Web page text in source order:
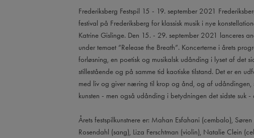
Frederiksberg Festspil 15 - 19. september 2021
festival på Frederiksberg for klassisk musik i nye
Katrine Gislinge. Den 15. - 29. september 2021 lanceres
under temaet ”Release the Breath”. Koncerterne i årets
forløsning, en poetisk og musikalsk udånding i lyset af det
stillestående og på samme tid kaotiske tilstand. Det er en
med liv og giver næring til krop og ånd, og af udåndingen,
kunsten - men også udånding i betydningen det sidste suk
Årets festspilkunstnere er: Mahan Esfahani (cembalo),
Rosendahl (sang), Liza Ferschtman (violin), Natalie Clein